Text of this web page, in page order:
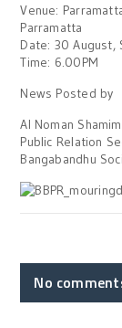
Venue:
Parramatta
Date: 30 August,
Time: 6.00PM
News Posted by
Al Noman Shamim
Public Relation
Bangabandhu
No